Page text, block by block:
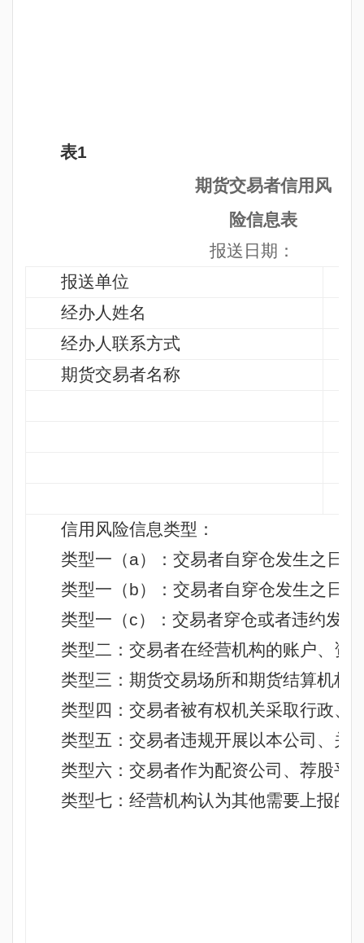
表1
期货交易者信用风
险信息表
报送日期：
报送单位
经办人姓名
经办人联系方式
期货交易者名称
信用风险信息类型：
类型一（a）：交易者自穿仓发生之日起
类型一（b）：交易者自穿仓发生之日
类型一（c）：交易者穿仓或者违约发
类型二：交易者在经营机构的账户、资
类型三：期货交易场所和期货结算机构
类型四：交易者被有权机关采取行政、
类型五：交易者违规开展以本公司、关
类型六：交易者作为配资公司、荐股平
类型七：经营机构认为其他需要上报的